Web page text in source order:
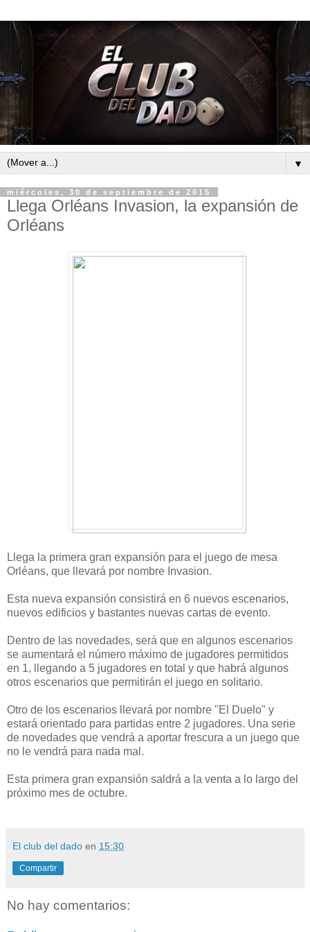
▼
miércoles, 30 de septiembre de 2015
Llega Orléans Invasion, la expansión de
Orléans
Llega la primera gran expansión para el juego de mesa
Orléans, que llevará por nombre Invasion.
Esta nueva expansión consistirá en 6 nuevos escenarios,
nuevos edificios y bastantes nuevas cartas de evento.
Dentro de las novedades, será que en algunos escenarios
se aumentará el número máximo de jugadores permitidos
en 1, llegando a 5 jugadores en total y que habrá algunos
otros escenarios que permitirán el juego en solitario.
Otro de los escenarios llevará por nombre "El Duelo" y
estará orientado para partidas entre 2 jugadores. Una serie
de novedades que vendrá a aportar frescura a un juego que
no le vendrá para nada mal.
Esta primera gran expansión saldrá a la venta a lo largo del
próximo mes de octubre.
El club del dado en 15:30
Compartir
No hay comentarios: